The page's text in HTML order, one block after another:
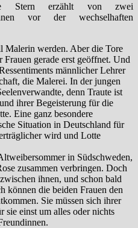
Stern erzählt von zwei
vor der wechselhaften
Malerin werden. Aber die Tore
gerade erst geöffnet. Und
männlicher Lehrer
die Malerei. In der jungen
denn Traute ist
ihrer Begeisterung für die
Eine ganz besondere
Situation in Deutschland für
wird und Lotte
in Südschweden,
zusammen verbringen. Doch
ihnen, und schon bald
können die beiden Frauen den
Sie müssen sich ihrer
sie einst um alles oder nichts